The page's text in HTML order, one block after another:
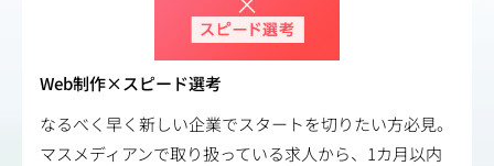
Web制作×スピード選考
なるべく早く新しい企業でスタートを切りたい方必見。
マスメディアンで取り扱っている求人から、1カ月以内